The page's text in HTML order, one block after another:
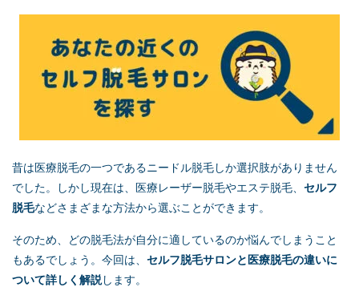
昔は医療脱毛の一つであるニードル脱毛しか選択肢がありません
でした。しかし現在は、医療レーザー脱毛やエステ脱毛、 セルフ
脱毛などさまざまな方法から選ぶことができます。
そのため、どの脱毛法が自分に適しているのか悩んでしまうこと
もあるでしょう。今回は、 セルフ脱毛サロンと医療脱毛の違いに
ついて詳しく解説します。